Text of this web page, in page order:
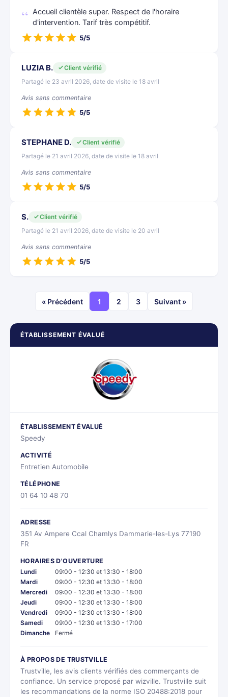
ÉTABLISSEMENT ÉVALUÉ
ÉTABLISSEMENT ÉVALUÉ
Speedy
ACTIVITÉ
Entretien Automobile
TÉLÉPHONE
01 64 10 48 70
ADRESSE
351 Av Ampere Ccal Chamlys Dammarie-les-Lys 77190
FR
HORAIRES D'OUVERTURE
Lundi
09:00 - 12:30 et 13:30 - 18:00
Mardi
09:00 - 12:30 et 13:30 - 18:00
Mercredi
09:00 - 12:30 et 13:30 - 18:00
Jeudi
09:00 - 12:30 et 13:30 - 18:00
Vendredi
09:00 - 12:30 et 13:30 - 18:00
Samedi
09:00 - 12:30 et 13:30 - 17:00
Dimanche
Fermé
À PROPOS DE TRUSTVILLE
Trustville, les avis clients vérifiés des commerçants de
confiance. Un service proposé par wizville. Trustville suit
les recommandations de la norme ISO 20488:2018 pour
Accueil clientèle super. Respect de l'horaire
d'intervention. Tarif très compétitif.
5/5
LUZIA B.
Client vérifié
Partagé le 23 avril 2026, date de visite le 18 avril
Avis sans commentaire
5/5
STEPHANE D.
Client vérifié
Partagé le 21 avril 2026, date de visite le 18 avril
Avis sans commentaire
5/5
S.
Client vérifié
Partagé le 21 avril 2026, date de visite le 20 avril
Avis sans commentaire
5/5
« Précédent 1 2 3 Suivant »